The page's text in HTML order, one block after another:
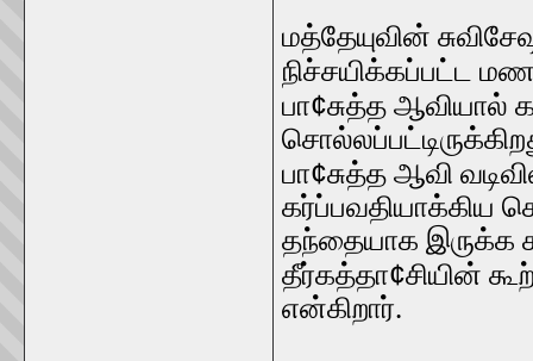
மத்தேயுவின்
நிச்சயிக்கப்பட்ட
பா¢சுத்த ஆவியால்
பா¢சுத்த ஆவி
கர்ப்பவதியாக்கிய
தந்தையாக இருக்க
தீர்கத்தா¢சியின்
என்கிறார்.